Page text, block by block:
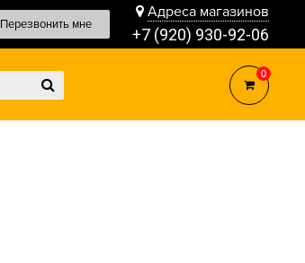
Перезвонить мне
Адреса магазинов
+7 (920) 930-92-06
0